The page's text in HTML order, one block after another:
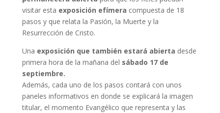
visitar esta exposición efímera compuesta de 18
pasos y que relata la Pasión, la Muerte y la
Resurrección de Cristo.
Una exposición que también estará abierta desde
primera hora de la mañana del sábado 17 de
septiembre.
Además, cada uno de los pasos contará con unos
paneles informativos en donde se explicará la imagen
titular, el momento Evangélico que representa y las